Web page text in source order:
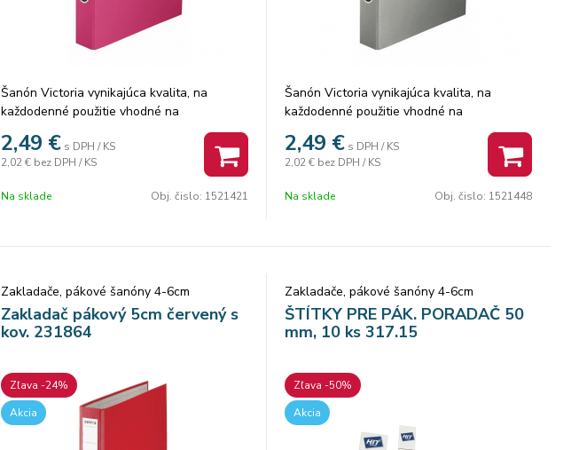
Šanón Victoria vynikajúca kvalita, na
každodenné použitie vhodné na
uchovávanie dokumentov A4 bez spodného
kovania, chráni nábytok zvonka PVC
povrch, zvnútra kartón v 11 farbách
otvorom
2,49 € s DPH / KS
2,02 € bez DPH / KS
Na sklade Obj. čislo: 1521421
Šanón Victoria vynikajúca kvalita, na
každodenné použitie vhodné na
uchovávanie dokumentov A4 bez spodného
kovania, chráni nábytok zvonka PVC
povrch, zvnútra kartón v 11 farbách
otvorom
2,49 € s DPH / KS
2,02 € bez DPH / KS
Na sklade Obj. čislo: 1521448
Zakladače, pákové šanóny 4-6cm
Zakladač pákový 5cm červený s
kov. 231864
Zľava -24%
Akcia
Zakladače, pákové šanóny 4-6cm
ŠTÍTKY PRE PÁK. PORADAČ 50
mm, 10 ks 317.15
Zľava -50%
Akcia